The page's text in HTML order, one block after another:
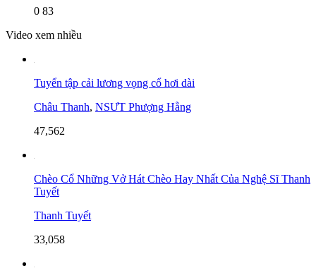
0 83
Video xem nhiều
Tuyển tập cải lương vọng cổ hơi dài
Châu Thanh, NSƯT Phượng Hằng
47,562
Chèo Cổ Những Vở Hát Chèo Hay Nhất Của Nghệ Sĩ Thanh
Tuyết
Thanh Tuyết
33,058